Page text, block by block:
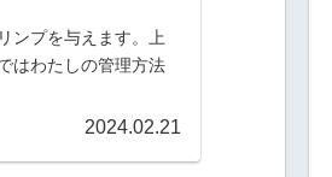
ンプを与えます。上
はわたしの管理方法
2024.02.21